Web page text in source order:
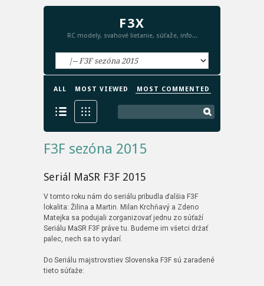
F3X
RC modely, svahové lietanie, súťaže, info...
ALL MOST VIEWED MOST COMMENTED
F3F sezóna 2015
Seriál MaSR F3F 2015
V tomto roku nám do seriálu pribudla ďalšia F3F
lokalita: Žilina a Martin. Milan Krchňavý a Zdeno
Matejka sa podujali zorganizovať jednu zo súťaží
Seriálu MaSR F3F práve tu. Budeme im všetci držať
palec, nech sa to vydarí.
Do Seriálu majstrovstiev Slovenska F3F sú zaradené
tieto súťaže: